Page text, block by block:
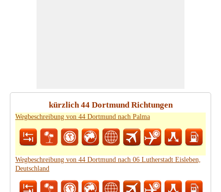
kürzlich 44 Dortmund Richtungen
Wegbeschreibung von 44 Dortmund nach Palma
Wegbeschreibung von 44 Dortmund nach 06 Lutherstadt Eisleben,
Deutschland